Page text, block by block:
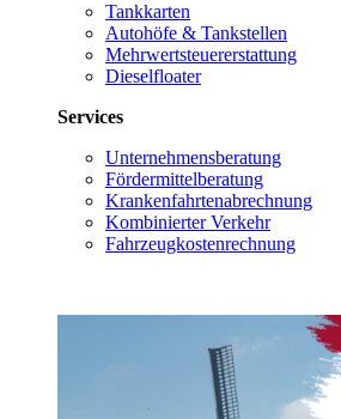
Tankkarten
Autohöfe & Tankstellen
Mehrwertsteuererstattung
Dieselfloater
Services
Unternehmensberatung
Fördermittelberatung
Krankenfahrtenabrechnung
Kombinierter Verkehr
Fahrzeugkostenrechnung